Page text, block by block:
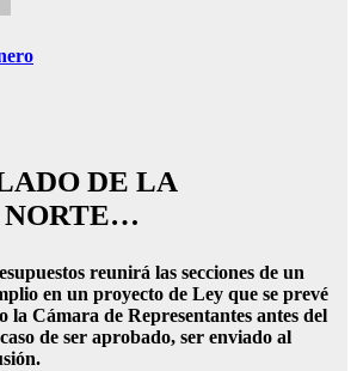
DE LA
NORTE…
reunirá las secciones de un
en un proyecto de Ley que se prevé
la Cámara de Representantes antes del
de ser aprobado, ser enviado al